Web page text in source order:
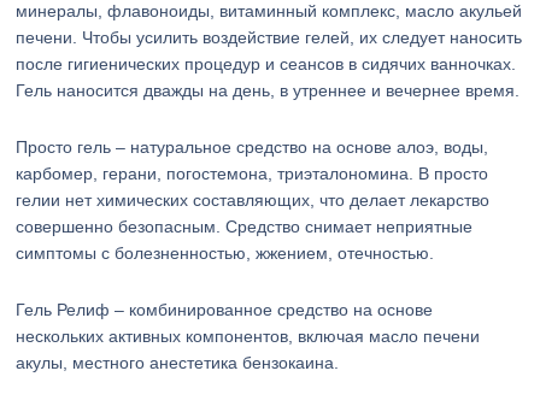
минералы, флавоноиды, витаминный комплекс, масло акульей
печени. Чтобы усилить воздействие гелей, их следует наносить
после гигиенических процедур и сеансов в сидячих ванночках.
Гель наносится дважды на день, в утреннее и вечернее время.
Просто гель – натуральное средство на основе алоэ, воды,
карбомер, герани, погостемона, триэталономина. В просто
гелии нет химических составляющих, что делает лекарство
совершенно безопасным. Средство снимает неприятные
симптомы с болезненностью, жжением, отечностью.
Гель Релиф – комбинированное средство на основе
нескольких активных компонентов, включая масло печени
акулы, местного анестетика бензокаина.